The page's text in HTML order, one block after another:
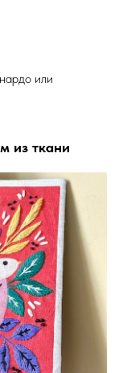
или
из ткани